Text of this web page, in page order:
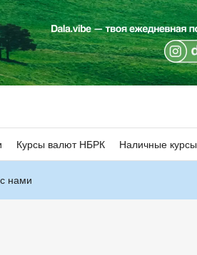
Курсы валют НБРК Наличные курсы
нами